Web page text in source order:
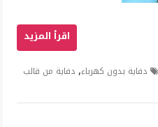
دفاية بدون كهرباء,دفاية من قالب